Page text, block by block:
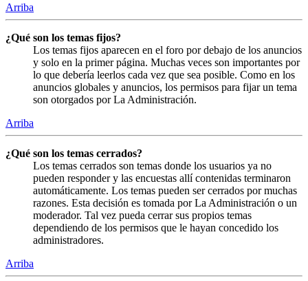
Arriba
¿Qué son los temas fijos?
Los temas fijos aparecen en el foro por debajo de los anuncios
y solo en la primer página. Muchas veces son importantes por
lo que debería leerlos cada vez que sea posible. Como en los
anuncios globales y anuncios, los permisos para fijar un tema
son otorgados por La Administración.
Arriba
¿Qué son los temas cerrados?
Los temas cerrados son temas donde los usuarios ya no
pueden responder y las encuestas allí contenidas terminaron
automáticamente. Los temas pueden ser cerrados por muchas
razones. Esta decisión es tomada por La Administración o un
moderador. Tal vez pueda cerrar sus propios temas
dependiendo de los permisos que le hayan concedido los
administradores.
Arriba